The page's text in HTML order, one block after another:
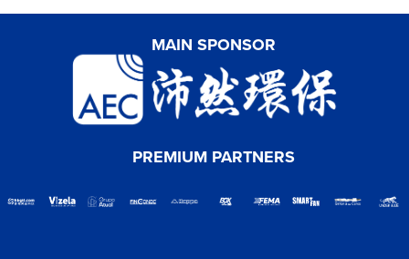
MAIN SPONSOR
PREMIUM PARTNERS